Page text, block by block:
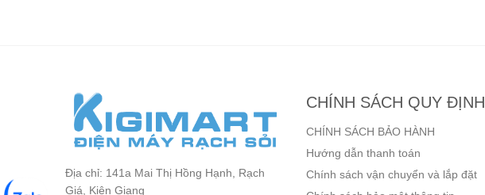
Địa chỉ: 141a Mai Thị Hồng Hạnh, Rạch
Giá, Kiên Giang
CHÍNH SÁCH QUY ĐỊNH
CHÍNH SÁCH BẢO HÀNH
Hướng dẫn thanh toán
Chính sách vận chuyển và lắp đặt